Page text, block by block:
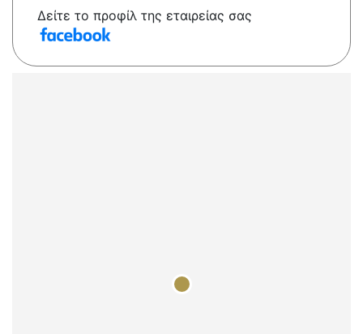
Δείτε το προφίλ της εταιρείας σας